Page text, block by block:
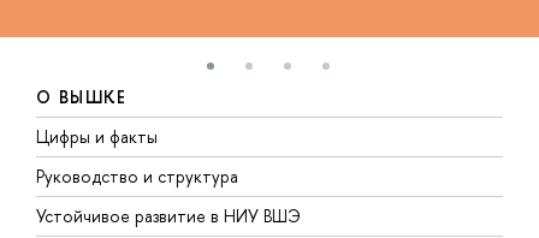
О ВЫШКЕ
Цифры и факты
Руководство и структура
Устойчивое развитие в НИУ ВШЭ